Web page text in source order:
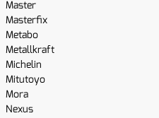
Master
Masterfix
Metabo
Metallkraft
Michelin
Mitutoyo
Mora
Nexus